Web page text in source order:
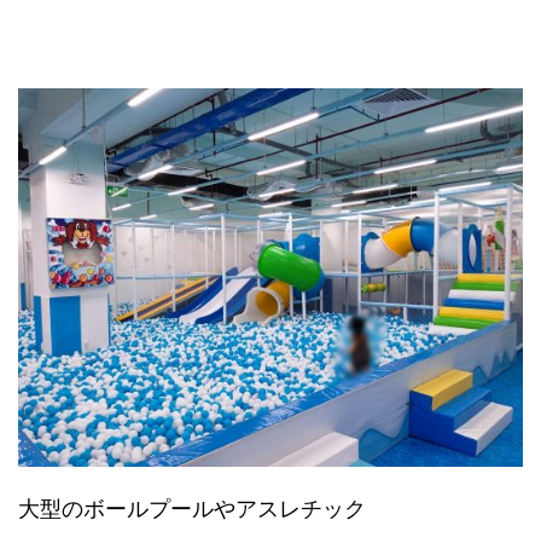
大型のボールプールやアスレチック